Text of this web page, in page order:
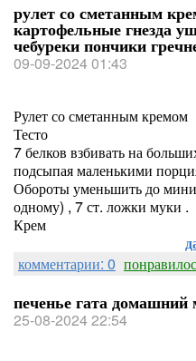
рулет со сметанным
картофельные гнезда
чебуреки пончики
09-09-2024 01:43
Рулет со сметанным кремом
Тесто
7 белков взбивать на
подсыпая маленькими
Обороты уменьшить до
одному) , 7 ст. ложки муки .
Крем
комментарии: 0
печенье гата домашний
25-08-2024 22:54